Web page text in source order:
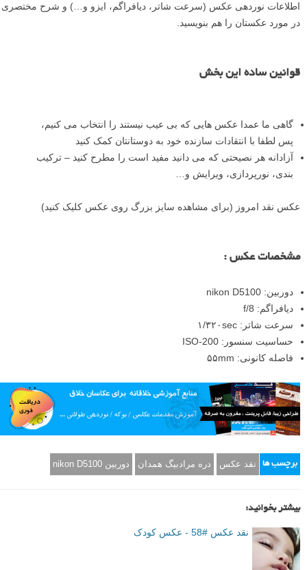
اطلاعات نوردهی عکس (سرعت شاتر، دیافراگم، ایزو و…) و شرح مختصری
در مورد عکستان را هم بنویسید.
قوانین ساده این بخش
گاهی ما عمدا عکس هایی که بی عیب نیستند را انتخاب می کنیم،
پس لطفا با انتقادات سازنده خود به دوستانتان کمک کنید
آزادانه هر نصیحتی که می دانید مفید است را مطرح کنید – ترکیب
بندی، نورپردازی، ویرایش و…
عکس نقد امروز (برای مشاهده سایز بزرگ روی عکس کلیک کنید)
مشخصات عکس :
دیافراگم: f/8
سرعت شاتر: ۱/۳۲۰sec
حساسیت سنسور: ISO-200
فاصله کانونی: ۵۵mm